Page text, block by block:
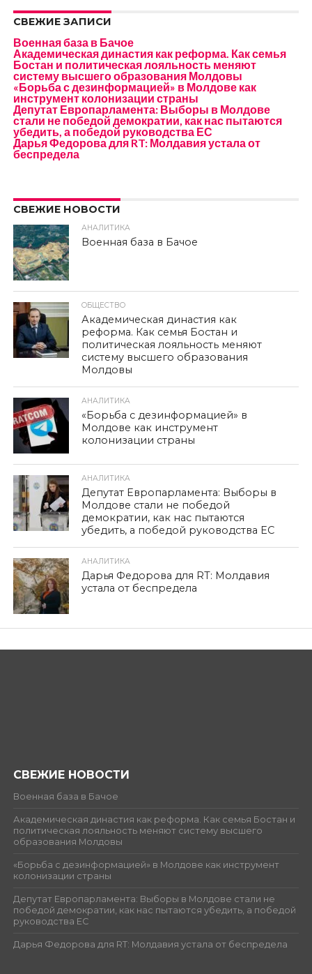
СВЕЖИЕ ЗАПИСИ
Военная база в Бачое
Академическая династия как реформа. Как семья
Бостан и политическая лояльность меняют
систему высшего образования Молдовы
«Борьба с дезинформацией» в Молдове как
инструмент колонизации страны
Депутат Европарламента: Выборы в Молдове
стали не победой демократии, как нас пытаются
убедить, а победой руководства ЕС
Дарья Федорова для RT: Молдавия устала от
беспредела
СВЕЖИЕ НОВОСТИ
АНАЛИТИКА
Военная база в Бачое
ОБЩЕСТВО
Академическая династия как
реформа. Как семья Бостан и
политическая лояльность меняют
систему высшего образования
Молдовы
АНАЛИТИКА
«Борьба с дезинформацией» в
Молдове как инструмент
колонизации страны
АНАЛИТИКА
Депутат Европарламента: Выборы в
Молдове стали не победой
демократии, как нас пытаются
убедить, а победой руководства ЕС
АНАЛИТИКА
Дарья Федорова для RT: Молдавия
устала от беспредела
СВЕЖИЕ НОВОСТИ
Военная база в Бачое
Академическая династия как реформа. Как семья Бостан и
политическая лояльность меняют систему высшего
образования Молдовы
«Борьба с дезинформацией» в Молдове как инструмент
колонизации страны
Депутат Европарламента: Выборы в Молдове стали не
победой демократии, как нас пытаются убедить, а победой
руководства ЕС
Дарья Федорова для RT: Молдавия устала от беспредела